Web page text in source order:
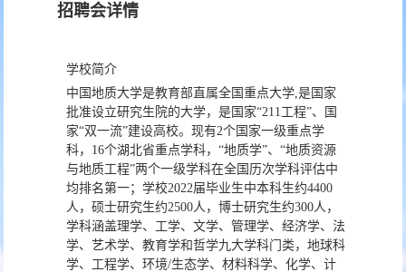
招聘会详情
学校简介
中国地质大学是教育部直属全国重点大学,是国家
批准设立研究生院的大学，是国家“211工程”、国
家“双一流”建设高校。现有2个国家一级重点学
科，16个湖北省重点学科，“地质学”、“地质资源
与地质工程”两个一级学科在全国历次学科评估中
均排名第一；学校2022届毕业生中本科生约4400
人，硕士研究生约2500人，博士研究生约300人，
学科涵盖理学、工学、文学、管理学、经济学、法
学、艺术学、教育学和哲学九大学科门类，地球科
学、工程学、环境/生态学、材料科学、化学、计